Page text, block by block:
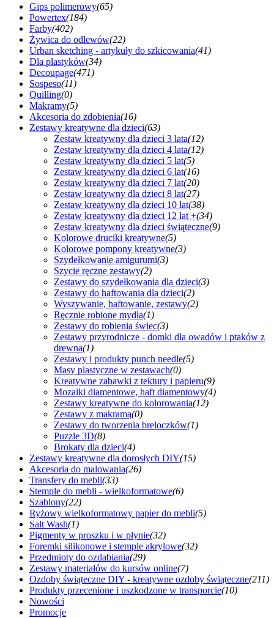
Gips polimerowy(65)
Powertex(184)
Farby(402)
Żywica do odlewów(22)
Urban sketching - artykuły do szkicowania(41)
Dla plastyków(34)
Decoupage(471)
Sospeso(11)
Quilling(0)
Makramy(5)
Akcesoria do zdobienia(16)
Zestawy kreatywne dla dzieci(63)
Zestaw kreatywny dla dzieci 3 lata(12)
Zestaw kreatywny dla dzieci 4 lata(12)
Zestaw kreatywny dla dzieci 5 lat(5)
Zestaw kreatywny dla dzieci 6 lat(16)
Zestaw kreatywny dla dzieci 7 lat(20)
Zestaw kreatywny dla dzieci 8 lat(27)
Zestaw kreatywny dla dzieci 10 lat(38)
Zestaw kreatywny dla dzieci 12 lat +(34)
Zestaw kreatywny dla dzieci świąteczne(9)
Kolorowe druciki kreatywne(5)
Kolorowe pompony kreatywne(3)
Szydełkowanie amigurumi(3)
Szycie ręczne zestawy(2)
Zestawy do szydełkowania dla dzieci(3)
Zestawy do haftowania dla dzieci(2)
Wyszywanie, haftowanie, zestawy(2)
Ręcznie robione mydła(1)
Zestawy do robienia świec(3)
Zestawy przyrodnicze - domki dla owadów i ptaków z
drewna(1)
Zestawy i produkty punch needle(5)
Masy plastyczne w zestawach(0)
Kreatywne zabawki z tektury i papieru(9)
Mozaiki diamentowe, haft diamentowy(4)
Zestawy kreatywne do kolorowania(12)
Zestawy z makramą(0)
Zestawy do tworzenia breloczków(1)
Puzzle 3D(8)
Brokaty dla dzieci(4)
Zestawy kreatywne dla dorosłych DIY(15)
Akcesoria do malowania(26)
Transfery do mebli(33)
Stemple do mebli - wielkoformatowe(6)
Szablony(22)
Ryżowy wielkoformatowy papier do mebli(5)
Salt Wash(1)
Pigmenty w proszku i w płynie(32)
Foremki silikonowe i stemple akrylowe(32)
Przedmioty do ozdabiania(29)
Zestawy materiałów do kursów online(7)
Ozdoby świąteczne DIY - kreatywne ozdoby świąteczne(211)
Produkty przecenione i uszkodzone w transporcie(10)
Nowości
Promocje